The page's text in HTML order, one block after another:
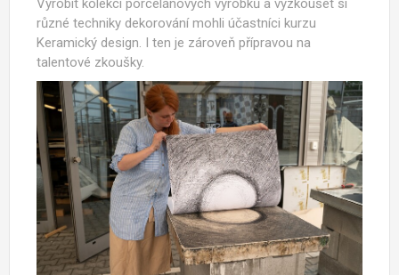
Vyrobit kolekci porcelánových výrobků a vyzkoušet si
různé techniky dekorování mohli účastníci kurzu
Keramický design. I ten je zároveň přípravou na
talentové zkoušky.